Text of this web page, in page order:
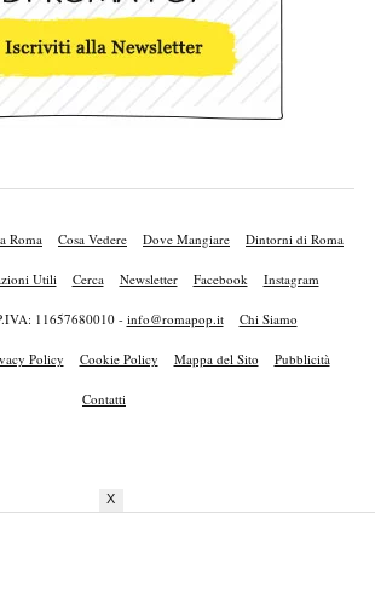
Roma Cosa Vedere Dove Mangiare Dintorni di Roma
Utili Cerca Newsletter Facebook Instagram
11657680010 - info@romapop.it Chi Siamo
Policy Cookie Policy Mappa del Sito Pubblicità
Contatti
X